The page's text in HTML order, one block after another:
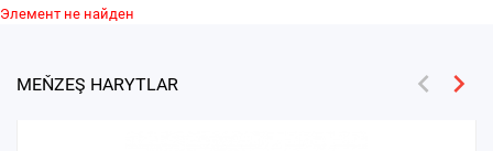
Элемент не найден
MEŇZEŞ HARYTLAR